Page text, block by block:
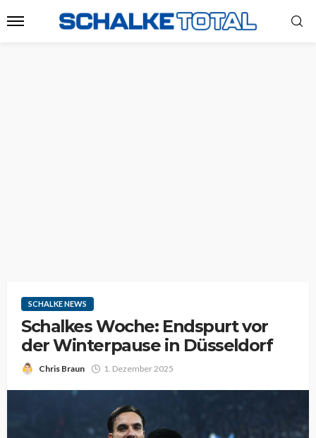
SCHALKE NEWS
Schalkes Woche: Endspurt vor
der Winterpause in Düsseldorf
Chris Braun 1. Dezember 2025